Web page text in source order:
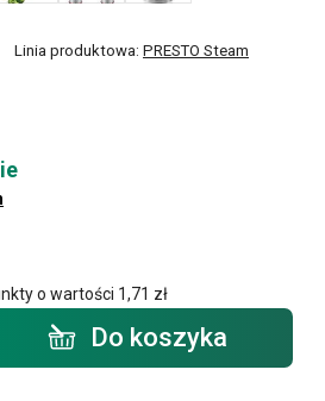
Linia produktowa: PRESTO Steam
o wartości 1,71 zł
- ilość Do koszyka